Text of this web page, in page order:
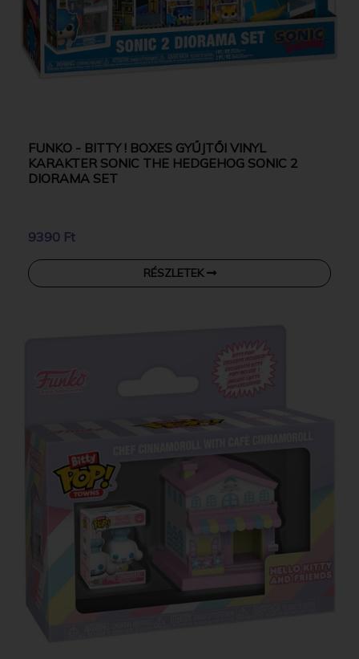
FUNKO - BITTY ! BOXES GYŰJTŐI VINYL
KARAKTER SONIC THE HEDGEHOG SONIC 2
DIORAMA SET
9390 Ft
RÉSZLETEK